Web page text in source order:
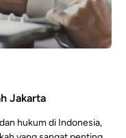
Jakarta
hukum di Indonesia,